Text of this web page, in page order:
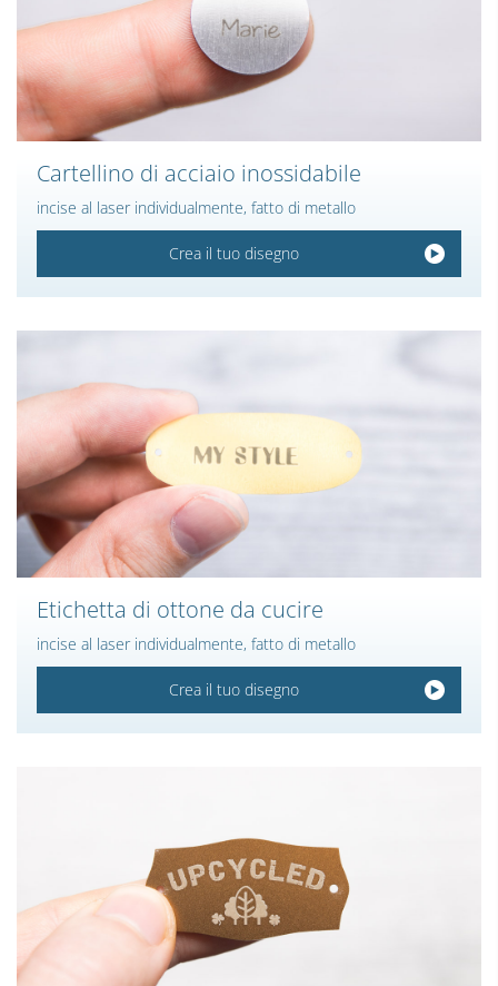
Cartellino di acciaio inossidabile
incise al laser individualmente, fatto di metallo
Crea il tuo disegno
Etichetta di ottone da cucire
incise al laser individualmente, fatto di metallo
Crea il tuo disegno